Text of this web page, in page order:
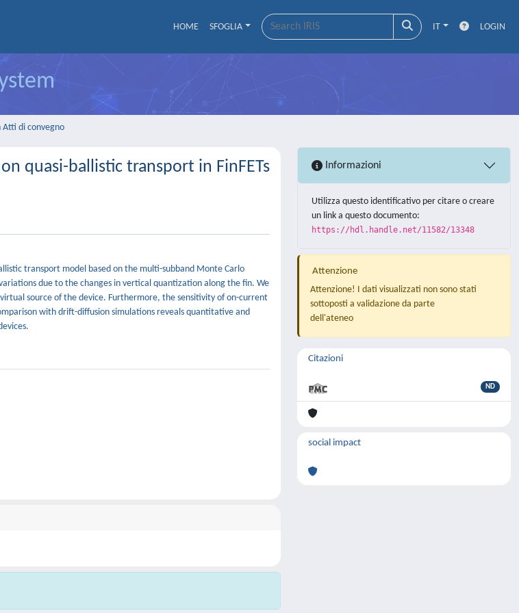
HOME SFOGLIA IT LOGIN
di convegno
quasi-ballistic transport in FinFETs
transport model based on the multi-subband Monte Carlo
due to the changes in vertical quantization along the fin. We
source of the device. Furthermore, the sensitivity of on-current
with drift-diffusion simulations reveals quantitative and
Informazioni
Utilizza questo identificativo per citare o creare
un link a questo documento:
https://hdl.handle.net/11582/13348
Attenzione
Attenzione! I dati visualizzati non sono stati
sottoposti a validazione da parte
dell'ateneo
Citazioni
ND
social impact